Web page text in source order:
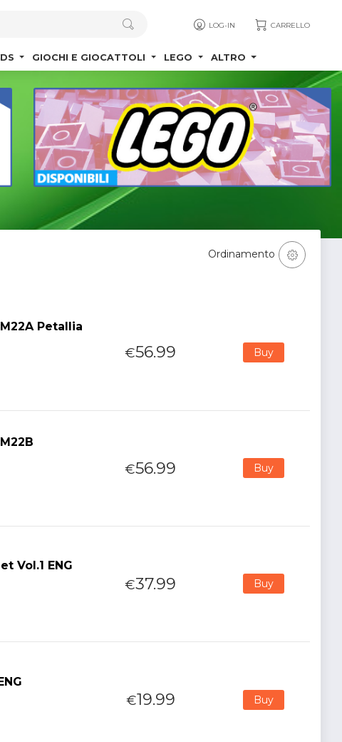
LOG-IN CARRELLO
GIOCHI E GIOCATTOLI LEGO ALTRO
Ordinamento
Petallia
€56.99 Buy
€56.99 Buy
Vol.1 ENG
€37.99 Buy
€19.99 Buy